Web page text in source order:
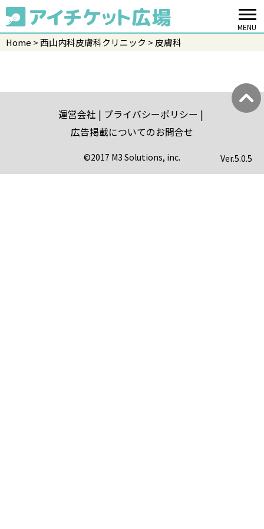
MENU
Home 西山内科皮膚科クリニック 皮膚科
運営会社
プライバシーポリシー
広告掲載についてのお問合せ
©2017 M3 Solutions, inc. Ver.5.0.5